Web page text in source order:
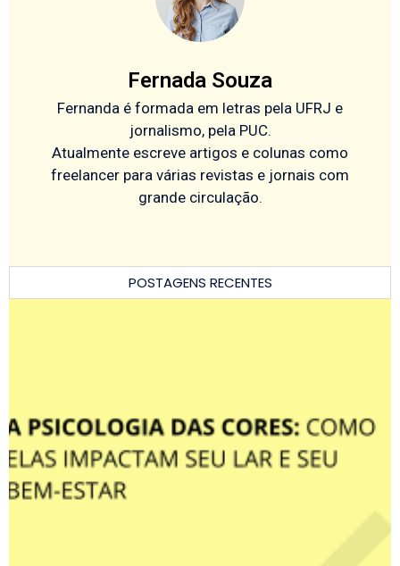
Fernada Souza
Fernanda é formada em letras pela UFRJ e
jornalismo, pela PUC.
Atualmente escreve artigos e colunas como
freelancer para várias revistas e jornais com
grande circulação.
POSTAGENS RECENTES